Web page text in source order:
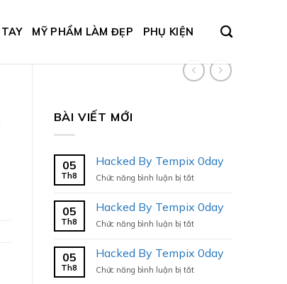
MỸ PHẨM LÀM ĐẸP PHỤ KIỆN
BÀI VIẾT MỚI
05
Th8
Hacked By Tempix 0day
Chức năng bình luận bị tắtở
Tempix
0day
05
Th8
Hacked By Tempix 0day
Chức năng bình luận bị tắtở
Tempix
0day
05
Th8
Hacked By Tempix 0day
Chức năng bình luận bị tắtở